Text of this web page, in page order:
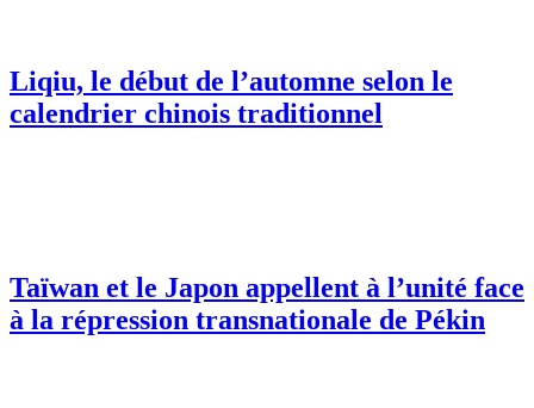
Liqiu, le début de l’automne selon le
calendrier chinois traditionnel
Taïwan et le Japon appellent à l’unité face
à la répression transnationale de Pékin